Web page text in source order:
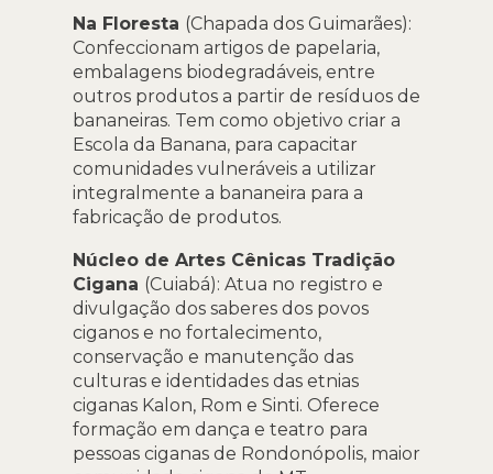
Na Floresta (Chapada dos Guimarães):
Confeccionam artigos de papelaria,
embalagens biodegradáveis, entre
outros produtos a partir de resíduos de
bananeiras. Tem como objetivo criar a
Escola da Banana, para capacitar
comunidades vulneráveis a utilizar
integralmente a bananeira para a
fabricação de produtos.
Núcleo de Artes Cênicas Tradição
Cigana (Cuiabá): Atua no registro e
divulgação dos saberes dos povos
ciganos e no fortalecimento,
conservação e manutenção das
culturas e identidades das etnias
ciganas Kalon, Rom e Sinti. Oferece
formação em dança e teatro para
pessoas ciganas de Rondonópolis, maior